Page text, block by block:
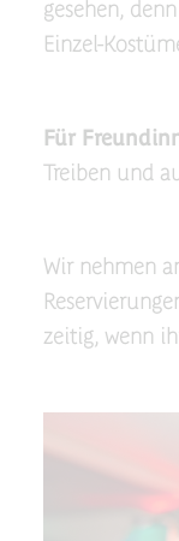
gesehen,
Einzel-
‍Für
Treiben und
Wir nehmen
zeitig, wenn